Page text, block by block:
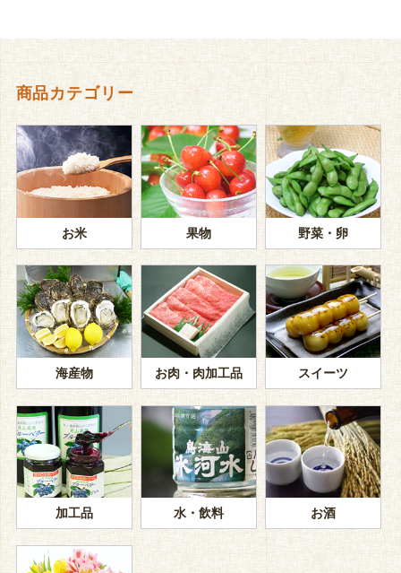
商品カテゴリー
お米 果物 野菜・卵
海産物 お肉・肉加工品 スイーツ
加工品 水・飲料 お酒